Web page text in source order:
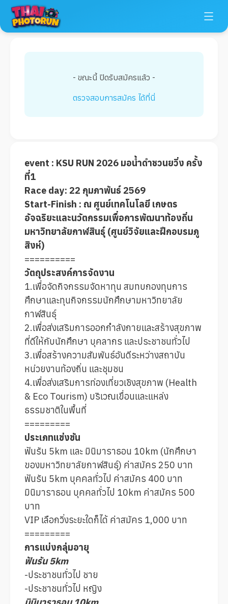
- ขณะนี้ ปิดรับสมัครแล้ว -
ตรวจสอบการสมัคร ได้ที่นี่
event : KSU RUN 2026 มอน้ำดำชวนยวิ่ง ครั้ง
ที่1
Race day: 22 กุมภาพันธ์ 2569
Start-Finish : ณ ศูนย์เทคโนโลยี เกษตร
อัจฉริยะและนวัตกรรมเพื่อการพัฒนาท้องถิ่น
มหาวิทยาลัยกาฬสินธุ์ (ศูนย์วิจัยและฝึกอบรมภู
สิงห์)
==========
วัตถุประสงค์การจัดงาน
1.เพื่อจัดกิจกรรมจัดหาทุน สมทบกองทุนการ
ศึกษาและทุนกิจกรรมนักศึกษามหาวิทยาลัย
กาฬสินธุ์
2.เพื่อส่งเสริมการออกกำลังกายและสร้างสุขภาพ
ที่ดีให้กับนักศึกษา บุคลากร และประชาชนทั่วไป
3.เพื่อสร้างความสัมพันธ์อันดีระหว่างสถาบัน
หน่วยงานท้องถิ่น และชุมชน
4.เพื่อส่งเสริมการท่องเที่ยวเชิงสุขภาพ (Health
& Eco Tourism) บริเวณเขื่อนและแหล่ง
ธรรมชาติในพื้นที่
=========
ประเภทแข่งขัน
ฟันรัน 5km และ มินิมาราธอน 10km (นักศึกษา
ของมหาวิทยาลัยกาฬสินธุ์) ค่าสมัคร 250 บาท
ฟันรัน 5km บุคคลทั่วไป ค่าสมัคร 400 บาท
มินิมาราธอน บุคคลทั่วไป 10km ค่าสมัคร 500
บาท
VIP เลือกวิ่งระยะใดก็ได้ ค่าสมัคร 1,000 บาท
=========
การแบ่งกลุ่มอายุ
ฟันรัน 5km
-ประชาชนทั่วไป ชาย
-ประชาชนทั่วไป หญิง